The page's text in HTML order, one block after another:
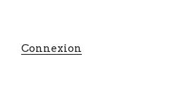
Connexion